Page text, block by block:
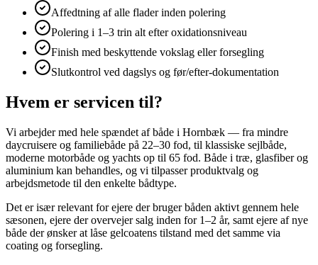
Affedtning af alle flader inden polering
Polering i 1–3 trin alt efter oxidationsniveau
Finish med beskyttende vokslag eller forsegling
Slutkontrol ved dagslys og før/efter-dokumentation
Hvem er servicen til?
Vi arbejder med hele spændet af både i Hornbæk — fra mindre
daycruisere og familiebåde på 22–30 fod, til klassiske sejlbåde,
moderne motorbåde og yachts op til 65 fod. Både i træ, glasfiber og
aluminium kan behandles, og vi tilpasser produktvalg og
arbejdsmetode til den enkelte bådtype.
Det er især relevant for ejere der bruger båden aktivt gennem hele
sæsonen, ejere der overvejer salg inden for 1–2 år, samt ejere af nye
både der ønsker at låse gelcoatens tilstand med det samme via
coating og forsegling.